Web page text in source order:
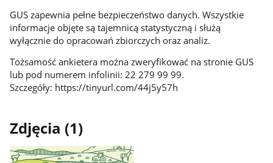
GUS zapewnia pełne bezpieczeństwo danych. Wszystkie
informacje objęte są tajemnicą statystyczną i służą
wyłącznie do opracowań zbiorczych oraz analiz.
Tożsamość ankietera można zweryfikować na stronie GUS
lub pod numerem infolinii: 22 279 99 99.
Szczegóły: https://tinyurl.com/44j5y57h
Zdjęcia (1)